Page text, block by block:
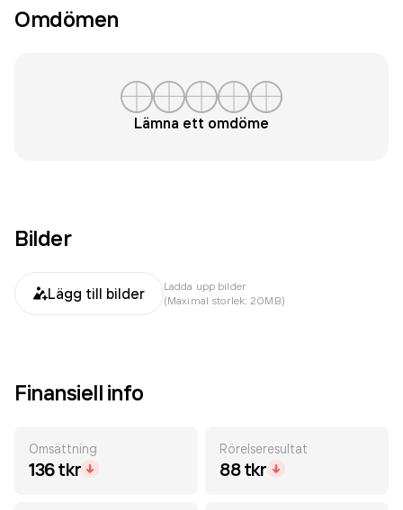
Omdömen
Lämna ett omdöme
Bilder
Lägg till bilder
Ladda upp bilder
(Maximal storlek: 20MB)
Finansiell info
Omsättning
136 tkr
Rörelseresultat
88 tkr